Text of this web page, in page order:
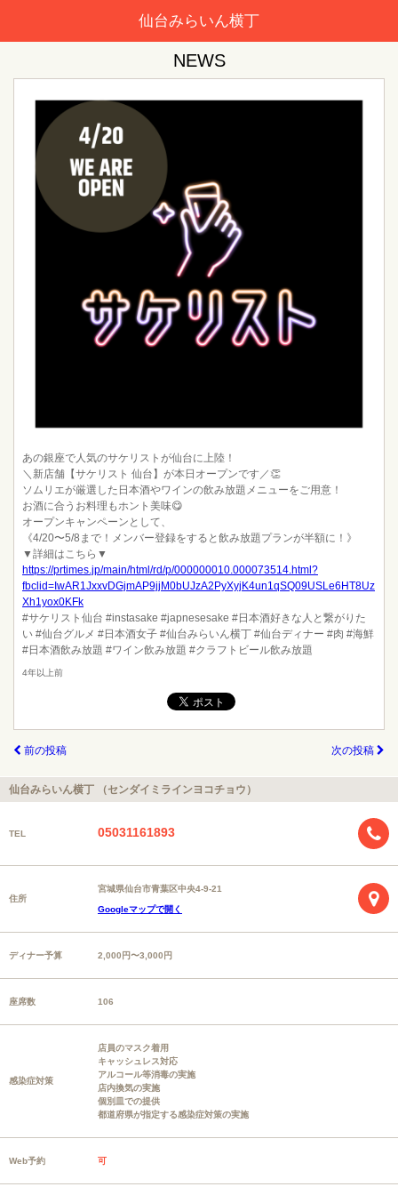
仙台みらいん横丁
NEWS
あの銀座で人気のサケリストが仙台に上陸！
＼新店舗【サケリスト 仙台】が本日オープンです／👏
ソムリエが厳選した日本酒やワインの飲み放題メニューをご用意！
お酒に合うお料理もホント美味😋
オープンキャンペーンとして、
《4/20〜5/8まで！メンバー登録をすると飲み放題プランが半額に！》
▼詳細はこちら▼
https://prtimes.jp/main/html/rd/p/000000010.000073514.html?
fbclid=IwAR1JxxvDGjmAP9jjM0bUJzA2PyXyjK4un1qSQ09USLe6HT8Uz
Xh1yox0KFk
#サケリスト仙台 #instasake #japnesesake #日本酒好きな人と繋がりた
い #仙台グルメ #日本酒女子 #仙台みらいん横丁 #仙台ディナー #肉 #海鮮
#日本酒飲み放題 #ワイン飲み放題 #クラフトビール飲み放題
4年以上前
前の投稿 次の投稿
仙台みらいん横丁 （センダイミラインヨコチョウ）
TEL 05031161893
住所
宮城県仙台市青葉区中央4-9-21
Googleマップで開く
ディナー予算 2,000円〜3,000円
座席数 106
感染症対策
店員のマスク着用
キャッシュレス対応
アルコール等消毒の実施
店内換気の実施
個別皿での提供
都道府県が指定する感染症対策の実施
Web予約 可